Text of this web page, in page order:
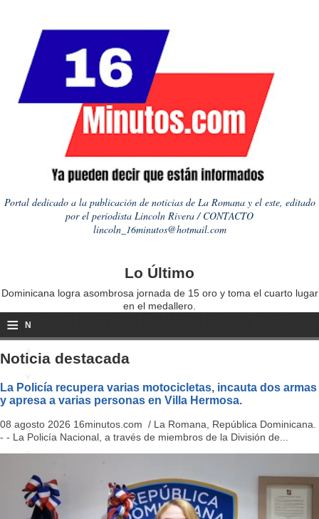
Portal dedicado a la publicación de noticias de La Romana y el este, editado
por el periodista Lincoln Rivera / CONTACTO
lincoln_16minutos@hotmail.com
Lo Último
Dominicana logra asombrosa jornada de 15 oro y toma el cuarto lugar
en el medallero.
≡ N
a
i
g
a
o
Noticia destacada
La Policía recupera varias motocicletas, incauta dos armas
y apresa a varias personas en Villa Hermosa.
08 agosto 2026 16minutos.com / La Romana, República Dominicana.
- - La Policía Nacional, a través de miembros de la División de...